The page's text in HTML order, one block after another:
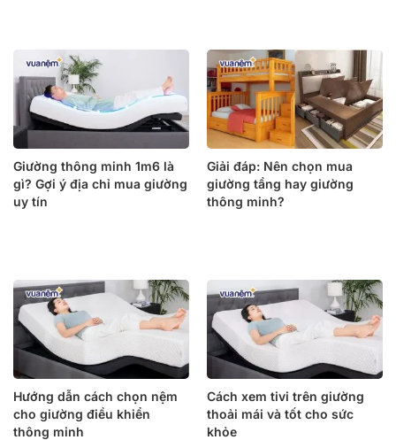
Giường thông minh 1m6 là
gì? Gợi ý địa chỉ mua giường
uy tín
Giải đáp: Nên chọn mua
giường tầng hay giường
thông minh?
Hướng dẫn cách chọn nệm
cho giường điều khiển
thông minh
Cách xem tivi trên giường
thoải mái và tốt cho sức
khỏe